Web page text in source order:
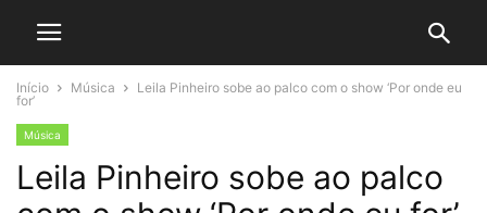
Início Música
Leila Pinheiro sobe ao palco com o show ‘Por onde eu
for’
Música
Leila Pinheiro sobe ao palco